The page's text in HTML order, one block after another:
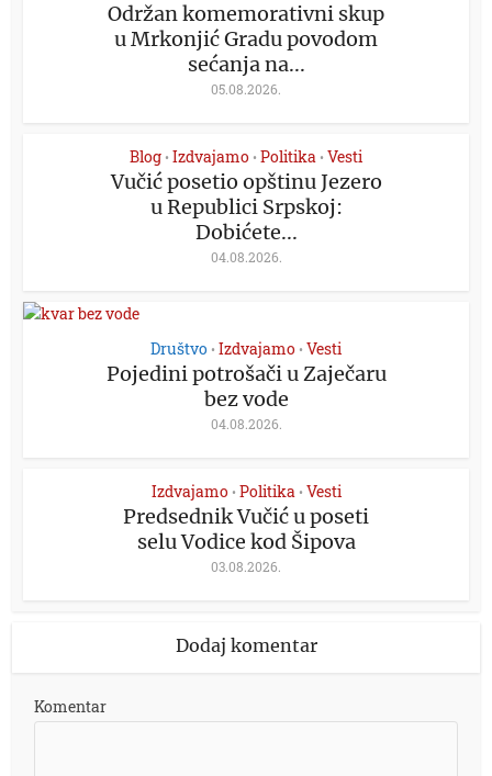
Održan komemorativni skup
u Mrkonjić Gradu povodom
sećanja na...
05.08.2026.
Blog • Izdvajamo • Politika • Vesti
Vučić posetio opštinu Jezero
u Republici Srpskoj:
Dobićete...
04.08.2026.
Društvo • Izdvajamo • Vesti
Pojedini potrošači u Zaječaru
bez vode
04.08.2026.
Izdvajamo • Politika • Vesti
Predsednik Vučić u poseti
selu Vodice kod Šipova
03.08.2026.
Dodaj komentar
Komentar